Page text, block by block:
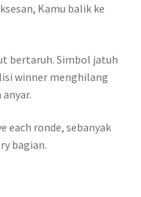
Kamu balik ke
bertaruh. Simbol jatuh
winner menghilang
each ronde, sebanyak
bagian.